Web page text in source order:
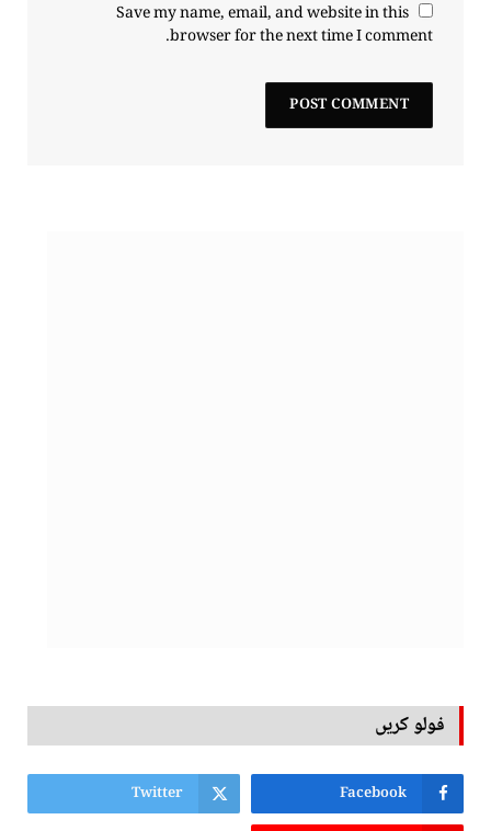
Save my name, email, and website in this
browser for the next time I comment.
فولو کریں
Facebook
Twitter